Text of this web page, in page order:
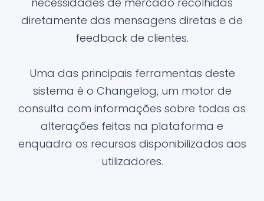
diretamente das mensagens diretas e de
feedback de clientes.
Uma das principais ferramentas deste
sistema é o Changelog, um motor de
consulta com informações sobre todas as
alterações feitas na plataforma e
enquadra os recursos disponibilizados aos
utilizadores.